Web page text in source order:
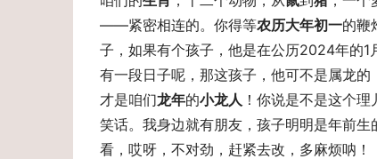
——紧密相连的。你得等农历大年初一的鞭
子，如果有个孩子，他是在公历2024年的1
有一段日子呢，那这孩子，他可不是属龙的
才是咱们龙年的小龙人 ！你说是不是这个
笑话。我身边就有朋友，孩子明明是年前
看，哎呀，不对劲，赶紧去改，多麻烦呐！